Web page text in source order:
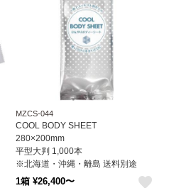
MZCS-044
COOL BODY SHEET
280×200mm
平型大判 1,000本
※北海道・沖縄・離島 送料別途
1箱 ¥26,400〜